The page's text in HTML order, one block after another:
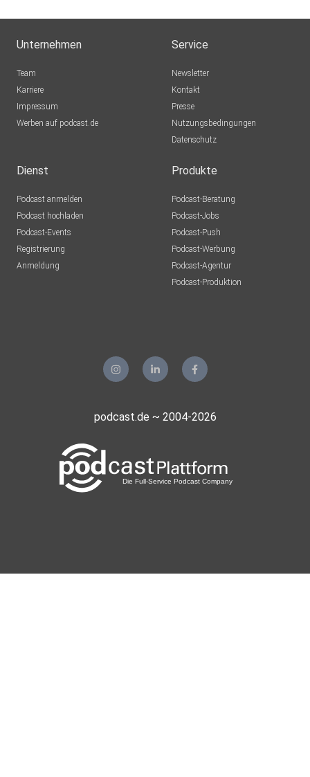
Unternehmen
Team
Karriere
Impressum
Werben auf podcast.de
Service
Newsletter
Kontakt
Presse
Nutzungsbedingungen
Datenschutz
Dienst
Podcast anmelden
Podcast hochladen
Podcast-Events
Registrierung
Anmeldung
Produkte
Podcast-Beratung
Podcast-Jobs
Podcast-Push
Podcast-Werbung
Podcast-Agentur
Podcast-Produktion
podcast.de ~ 2004-2026